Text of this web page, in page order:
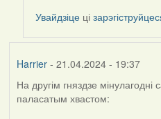
Увайдзіце ці
Harrier- 21.04.2024 - 19:37
На другім гняздзе мінулагодні
паласатым хвастом: